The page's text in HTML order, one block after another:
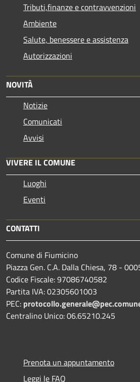
Tributi,finanze e contravvenzioni
Ambiente
Salute, benessere e assistenza
Autorizzazioni
NOVITÀ
Notizie
Comunicati
Avvisi
VIVERE IL COMUNE
Luoghi
Eventi
CONTATTI
Comune di Fiumicino
Piazza Gen. C.A. Dalla Chiesa, 78 -
Codice Fiscale: 97086740582
Partita IVA: 02305601003
PEC:
Centralino Unico: 06.65210.245
Prenota un appuntamento
Leggi le FAQ